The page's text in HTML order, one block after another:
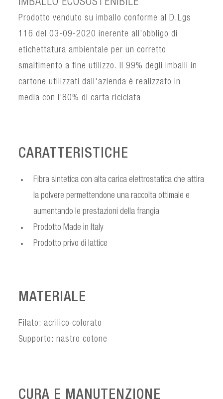
IMBALLO ECOSOSTENIBILE
Prodotto venduto su imballo conforme al D.Lgs
116 del 03-09-2020 inerente all’obbligo di
etichettatura ambientale per un corretto
smaltimento a fine utilizzo. Il 99% degli imballi in
cartone utilizzati dall'azienda è realizzato in
media con l’80% di carta riciclata
CARATTERISTICHE
Fibra sintetica con alta carica elettrostatica che attira
la polvere permettendone una raccolta ottimale e
aumentando le prestazioni della frangia
Prodotto Made in Italy
Prodotto privo di lattice
MATERIALE
Filato: acrilico colorato
Supporto: nastro cotone
CURA E MANUTENZIONE